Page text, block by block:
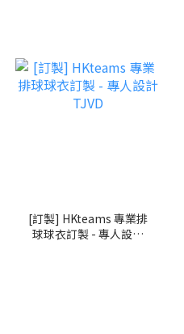
[訂製] HKteams 專業排
球球衣訂製 - 專人設計